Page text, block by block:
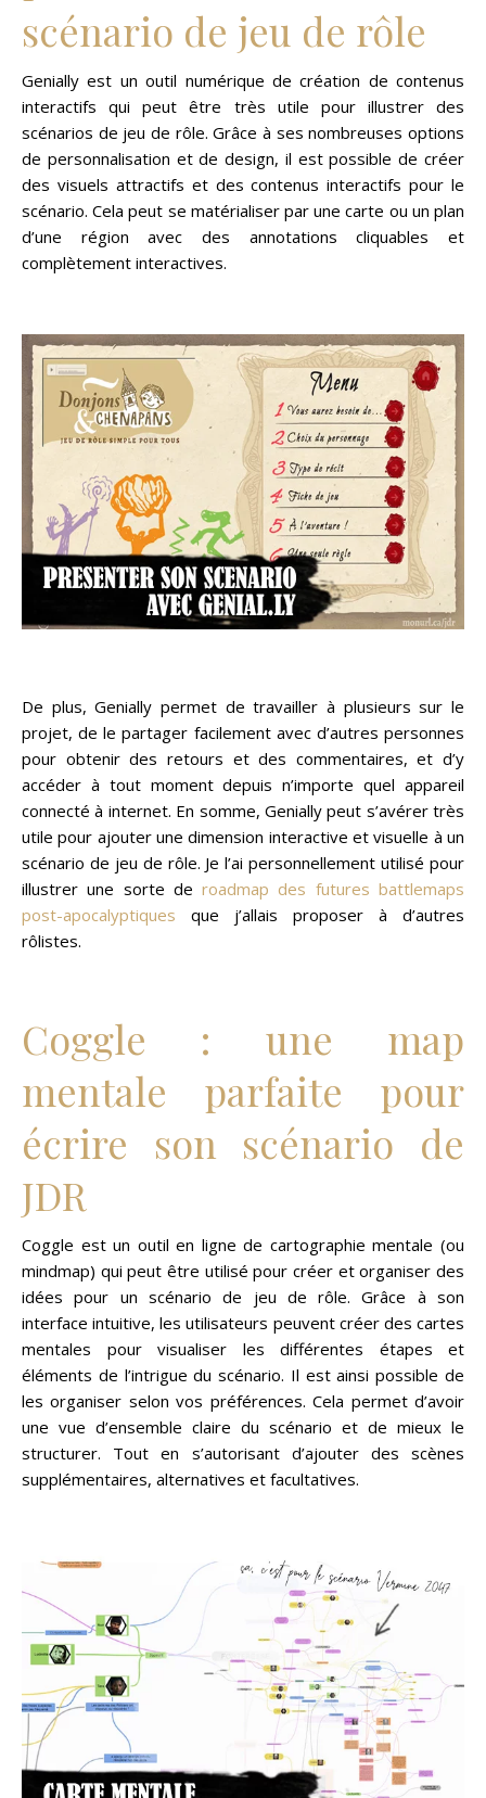
scénario de jeu de rôle
Genially est un outil numérique de création de contenus
interactifs qui peut être très utile pour illustrer des
scénarios de jeu de rôle. Grâce à ses nombreuses options
de personnalisation et de design, il est possible de créer
des visuels attractifs et des contenus interactifs pour le
scénario. Cela peut se matérialiser par une carte ou un plan
d’une région avec des annotations cliquables et
complètement interactives.
De plus, Genially permet de travailler à plusieurs sur le
projet, de le partager facilement avec d’autres personnes
pour obtenir des retours et des commentaires, et d’y
accéder à tout moment depuis n’importe quel appareil
connecté à internet. En somme, Genially peut s’avérer très
utile pour ajouter une dimension interactive et visuelle à un
scénario de jeu de rôle. Je l’ai personnellement utilisé pour
illustrer une sorte deroadmap des futures battlemaps
post-apocalyptiques que j’allais proposer à d’autres
rôlistes.
Coggle : une map
mentale parfaite pour
écrire son scénario de
JDR
Coggle est un outil en ligne de cartographie mentale (ou
mindmap) qui peut être utilisé pour créer et organiser des
idées pour un scénario de jeu de rôle. Grâce à son
interface intuitive, les utilisateurs peuvent créer des cartes
mentales pour visualiser les différentes étapes et
éléments de l’intrigue du scénario. Il est ainsi possible de
les organiser selon vos préférences. Cela permet d’avoir
une vue d’ensemble claire du scénario et de mieux le
structurer. Tout en s’autorisant d’ajouter des scènes
supplémentaires, alternatives et facultatives.